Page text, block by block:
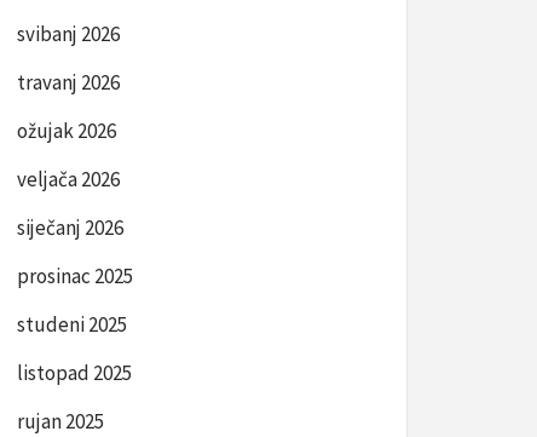
svibanj 2026
travanj 2026
ožujak 2026
veljača 2026
siječanj 2026
prosinac 2025
studeni 2025
listopad 2025
rujan 2025